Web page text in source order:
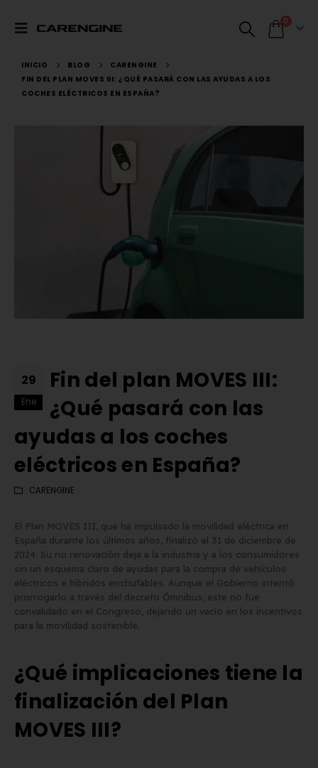
0
INICIO BLOG
CARENGINE
FIN DEL PLAN MOVES III: ¿QUÉ PASARÁ CON LAS AYUDAS A LOS
COCHES ELÉCTRICOS EN ESPAÑA?
29
Ene
Fin del plan MOVES III:
¿Qué pasará con las
ayudas a los coches
eléctricos en España?
CARENGINE
El Plan MOVES III, que ha impulsado la movilidad eléctrica en
España durante los últimos años, finalizó el 31 de diciembre de
2024. Su no renovación deja a la industria y a los consumidores
sin un esquema claro de ayudas para la compra de vehículos
eléctricos e híbridos enchufables. Aunque el Gobierno intentó
prorrogarlo a través del decreto Ómnibus, este no fue
convalidado en el Congreso, dejando un vacío en los incentivos
para la movilidad sostenible.
¿Qué implicaciones tiene la
finalización del Plan
MOVES III?
Matrícula Acrílica para
Ciclomotor y Patinete:
Normativa DGT 2026
mayo de 2026
Matrícula para Patinete
Eléctrico: Normativa y Dónde
Comprarla | Carengine
Comprar matrículas a
proveedores vs. Instalar
propio equipo de
Los 7 requisitos de
matrícula en España